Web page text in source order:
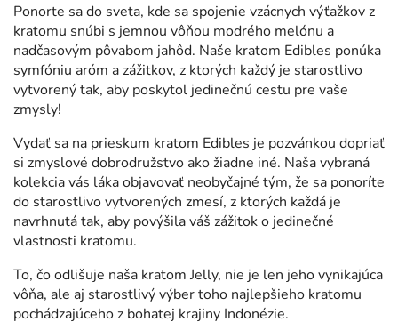
Ponorte sa do sveta, kde sa spojenie vzácnych výťažkov z
kratomu snúbi s jemnou vôňou modrého melónu a
nadčasovým pôvabom jahôd. Naše kratom Edibles ponúka
symfóniu aróm a zážitkov, z ktorých každý je starostlivo
vytvorený tak, aby poskytol jedinečnú cestu pre vaše
zmysly!
Vydať sa na prieskum kratom Edibles je pozvánkou dopriať
si zmyslové dobrodružstvo ako žiadne iné. Naša vybraná
kolekcia vás láka objavovať neobyčajné tým, že sa ponoríte
do starostlivo vytvorených zmesí, z ktorých každá je
navrhnutá tak, aby povýšila váš zážitok o jedinečné
vlastnosti kratomu.
To, čo odlišuje naša kratom Jelly, nie je len jeho vynikajúca
vôňa, ale aj starostlivý výber toho najlepšieho kratomu
pochádzajúceho z bohatej krajiny Indonézie.